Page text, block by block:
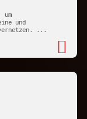
um
und
...